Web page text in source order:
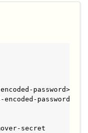
password>
password>
secret